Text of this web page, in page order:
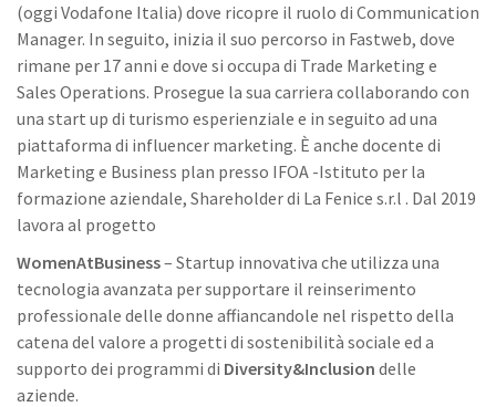
(oggi Vodafone Italia) dove ricopre il ruolo di Communication
Manager. In seguito, inizia il suo percorso in Fastweb, dove
rimane per 17 anni e dove si occupa di Trade Marketing e
Sales Operations. Prosegue la sua carriera collaborando con
una start up di turismo esperienziale e in seguito ad una
piattaforma di influencer marketing. È anche docente di
Marketing e Business plan presso IFOA -Istituto per la
formazione aziendale, Shareholder di La Fenice s.r.l . Dal 2019
lavora al progetto
WomenAtBusiness– Startup innovativa che utilizza una
tecnologia avanzata per supportare il reinserimento
professionale delle donne affiancandole nel rispetto della
catena del valore a progetti di sostenibilità sociale ed a
supporto dei programmi di Diversity&Inclusion delle
aziende.